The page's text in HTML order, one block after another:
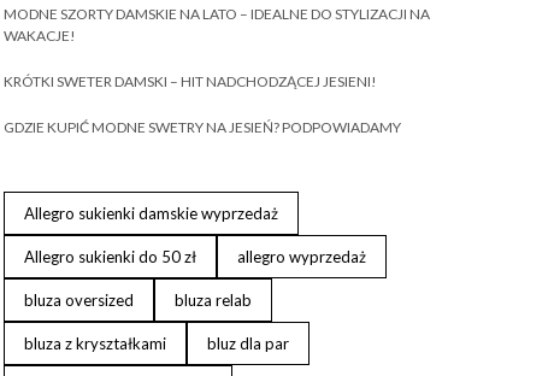
MODNE SZORTY DAMSKIE NA LATO – IDEALNE DO STYLIZACJI NA
WAKACJE!
KRÓTKI SWETER DAMSKI – HIT NADCHODZĄCEJ JESIENI!
GDZIE KUPIĆ MODNE SWETRY NA JESIEŃ? PODPOWIADAMY
Allegro sukienki damskie wyprzedaż
Allegro sukienki do 50 zł allegro wyprzedaż
bluza oversized bluza relab
bluza z kryształkami bluz dla par